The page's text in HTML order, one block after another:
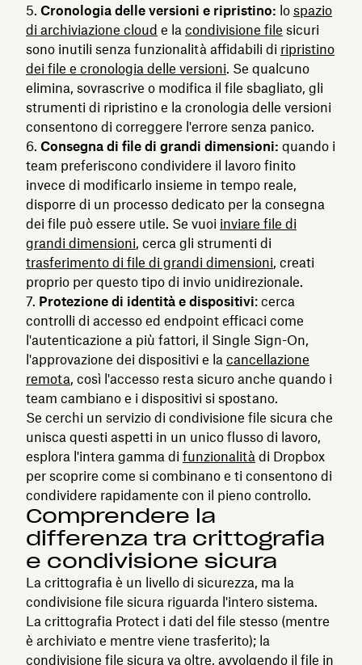
Cronologia delle versioni e ripristino: lo spazio
di archiviazione cloud e la condivisione file sicuri
sono inutili senza funzionalità affidabili di ripristino
dei file e cronologia delle versioni. Se qualcuno
elimina, sovrascrive o modifica il file sbagliato, gli
strumenti di ripristino e la cronologia delle versioni
consentono di correggere l'errore senza panico.
Consegna di file di grandi dimensioni: quando i
team preferiscono condividere il lavoro finito
invece di modificarlo insieme in tempo reale,
disporre di un processo dedicato per la consegna
dei file può essere utile. Se vuoi inviare file di
grandi dimensioni, cerca gli strumenti di
trasferimento di file di grandi dimensioni, creati
proprio per questo tipo di invio unidirezionale.
Protezione di identità e dispositivi: cerca
controlli di accesso ed endpoint efficaci come
l'autenticazione a più fattori, il Single Sign-On,
l'approvazione dei dispositivi e la cancellazione
remota, così l'accesso resta sicuro anche quando i
team cambiano e i dispositivi si spostano.
Se cerchi un servizio di condivisione file sicura che
unisca questi aspetti in un unico flusso di lavoro,
esplora l'intera gamma di funzionalità di Dropbox
per scoprire come si combinano e ti consentono di
condividere rapidamente con il pieno controllo.
Comprendere la
differenza tra crittografia
e condivisione sicura
La crittografia è un livello di sicurezza, ma la
condivisione file sicura riguarda l'intero sistema.
La crittografia Protect i dati del file stesso (mentre
è archiviato e mentre viene trasferito); la
condivisione file sicura va oltre, avvolgendo il file in